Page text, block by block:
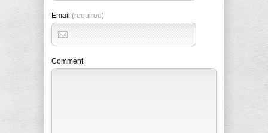
Email (required)
Comment